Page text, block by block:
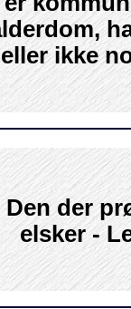
ikke
der
elsker -